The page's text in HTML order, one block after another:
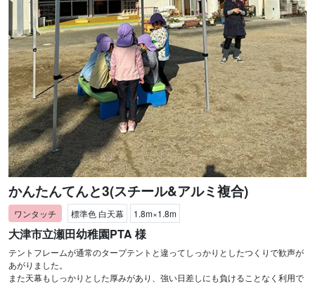
かんたんてんと3(スチール&アルミ複合)
標準色 白天幕 1.8m×1.8m
大津市立瀬田幼稚園PTA 様
テントフレームが通常のタープテントと違ってしっかりとしたつくりで歓声が
あがりました。
また天幕もしっかりとした厚みがあり、強い日差しにも負けることなく利用で